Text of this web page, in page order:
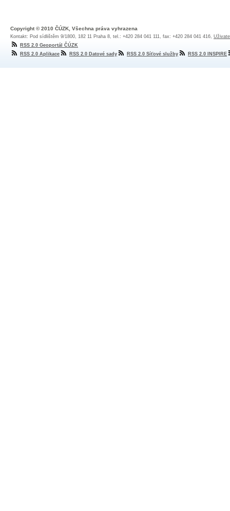
Copyright © 2010 ČÚZK, Všechna práva vyhrazena
Kontakt: Pod sídlištěm 9/1800, 182 11 Praha 8, tel.: +420 284 041 111, fax: +420 284 041 416,
RSS 2.0 Geoportál ČÚZK
RSS 2.0 Aplikace
RSS 2.0 Datové sady RSS 2.0 Síťové služby RSS 2.0 INSPIRE